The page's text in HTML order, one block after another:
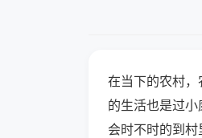
在当下的农村
的生活也是过
会时不时的到村